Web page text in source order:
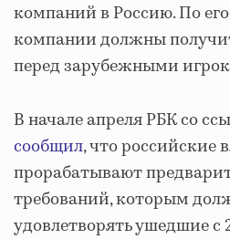
компаний в Россию. По
компании должны
перед зарубежными
В начале апреля РБК со
сообщил, что российские
прорабатывают
требований, которым
удовлетворять ушедшие с